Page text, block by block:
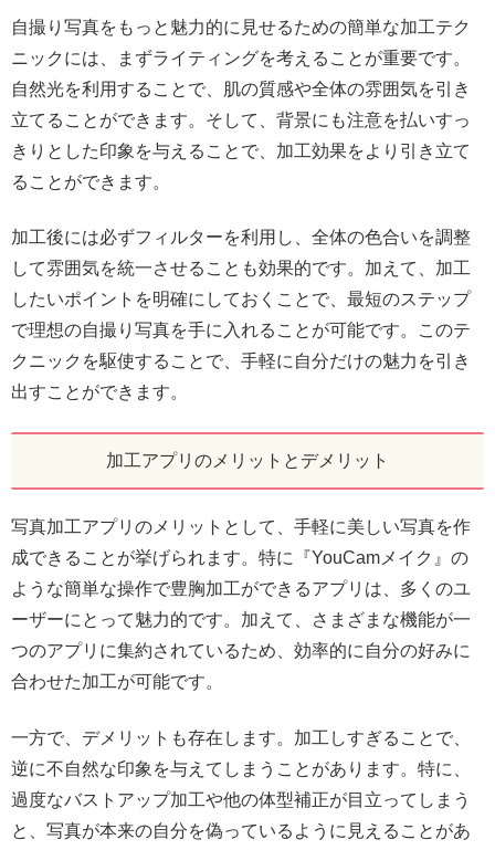
自撮り写真をもっと魅力的に見せるための簡単な加工テク
ニックには、まずライティングを考えることが重要です。
自然光を利用することで、肌の質感や全体の雰囲気を引き
立てることができます。そして、背景にも注意を払いすっ
きりとした印象を与えることで、加工効果をより引き立て
ることができます。
加工後には必ずフィルターを利用し、全体の色合いを調整
して雰囲気を統一させることも効果的です。加えて、加工
したいポイントを明確にしておくことで、最短のステップ
で理想の自撮り写真を手に入れることが可能です。このテ
クニックを駆使することで、手軽に自分だけの魅力を引き
出すことができます。
加工アプリのメリットとデメリット
写真加工アプリのメリットとして、手軽に美しい写真を作
成できることが挙げられます。特に『YouCamメイク』の
ような簡単な操作で豊胸加工ができるアプリは、多くのユ
ーザーにとって魅力的です。加えて、さまざまな機能が一
つのアプリに集約されているため、効率的に自分の好みに
合わせた加工が可能です。
一方で、デメリットも存在します。加工しすぎることで、
逆に不自然な印象を与えてしまうことがあります。特に、
過度なバストアップ加工や他の体型補正が目立ってしまう
と、写真が本来の自分を偽っているように見えることがあ